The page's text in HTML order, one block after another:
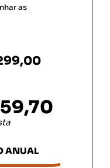
as
ANUAL